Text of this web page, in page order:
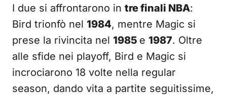
I due si affrontarono in tre finali NBA:
Bird trionfò nel 1984, mentre Magic si
prese la rivincita nel 1985 e 1987. Oltre
alle sfide nei playoff, Bird e Magic si
incrociarono 18 volte nella regular
season, dando vita a partite seguitissime,